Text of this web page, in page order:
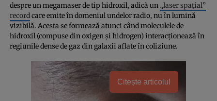
despre un megamaser de tip hidroxil, adică un „laser spațial”
recordcare emite în domeniul undelor radio, nu în lumină
vizibilă. Acesta se formează atunci când moleculele de
hidroxil (compuse din oxigen și hidrogen) interacționează în
regiunile dense de gaz din galaxii aflate în coliziune.
Citește articolul